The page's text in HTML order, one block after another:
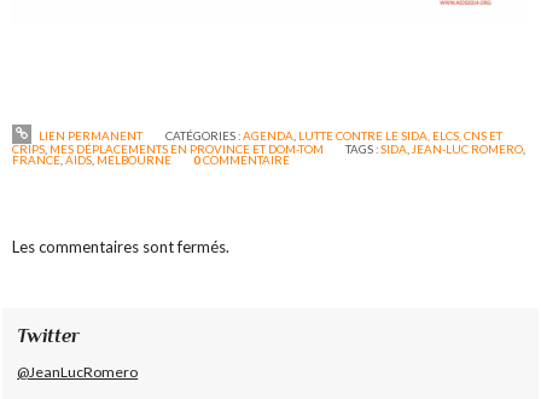
LIEN PERMANENT CATÉGORIES :AGENDA LUTTE CONTRE LE SIDA, ELCS, CNS ET
CRIPS, MES DÉPLACEMENTS EN PROVINCE ET DOM-TOM TAGS :SIDA,JEAN-LUC ROMERO,
FRANCE,AIDS, MELBOURNE 0COMMENTAIRE
Les commentaires sont fermés.
Twitter
@JeanLucRomero